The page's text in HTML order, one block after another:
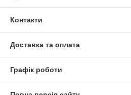
Контакти
Доставка та оплата
Графік роботи